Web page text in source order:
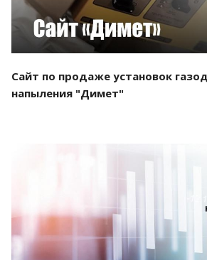
Сайт по продаже установок
напыления "Димет"